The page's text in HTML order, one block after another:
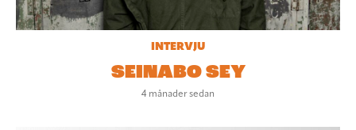
INTERVJU
SEINABO SEY
4 månader sedan